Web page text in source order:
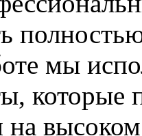
мы
которые
на